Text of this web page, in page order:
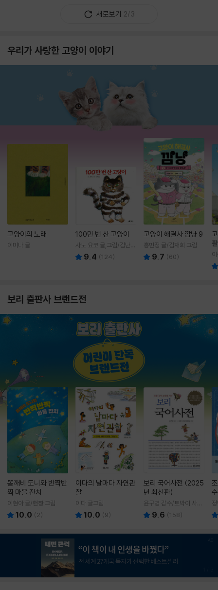
새로보기 2/3
우리가 사랑한 고양이 이야기
고양이의 노래
이미나 글
100만 번 산 고양이
사노 요코 글,그림/김난주
역 9.4 (124)
고양이 해결사 깜냥 9
홍민정 글/김재희 그림
9.7 (60)
보리 출판사 브랜드전
똥깨비 도니와 반짝반
짝 마을 잔치
이현아 글/핸짱 그림
10.0 ( 2)
이다의 날마다 자연관
찰
이다 글그림
10.0 (9)
보리 국어사전 (2025
년 최신판)
윤구병 감수/토박이 사전
편찬실 편
9.6 (158)